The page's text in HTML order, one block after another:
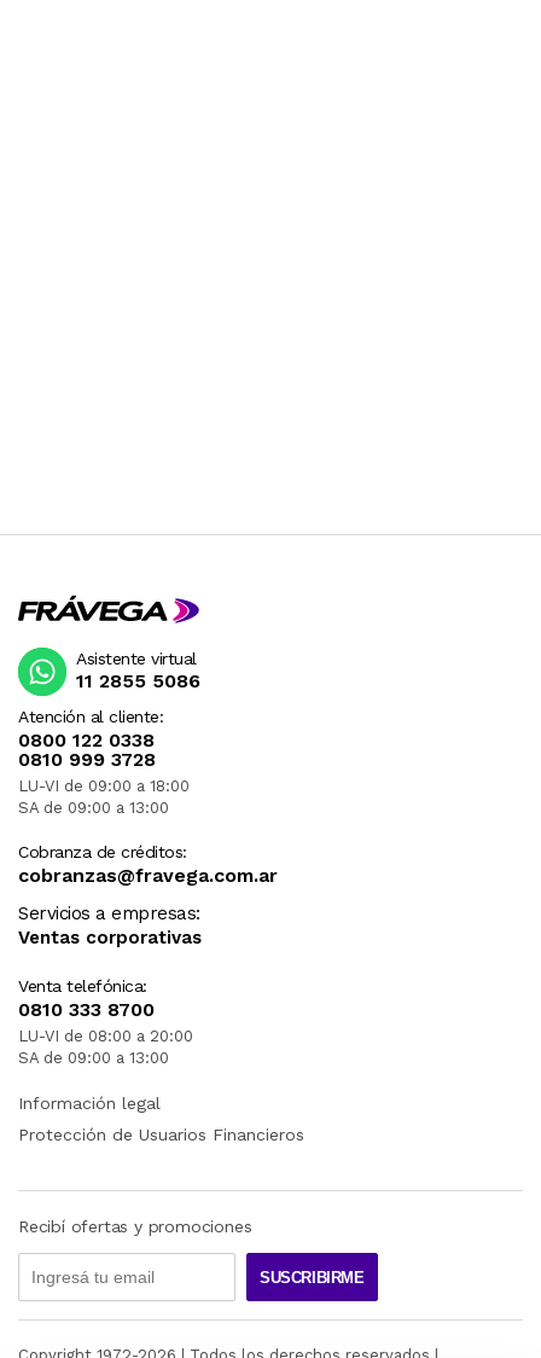
Atención al cliente:
0800 122 0338
0810 999 3728
LU-VI de 09:00 a 18:00
SA de 09:00 a 13:00
Cobranza de créditos:
cobranzas@fravega.com.ar
Servicios a empresas:
Ventas corporativas
Venta telefónica:
0810 333 8700
LU-VI de 08:00 a 20:00
SA de 09:00 a 13:00
Asistente virtual
11 2855 5086
Información legal
Protección de Usuarios Financieros
Recibí ofertas y promociones
SUSCRIBIRME